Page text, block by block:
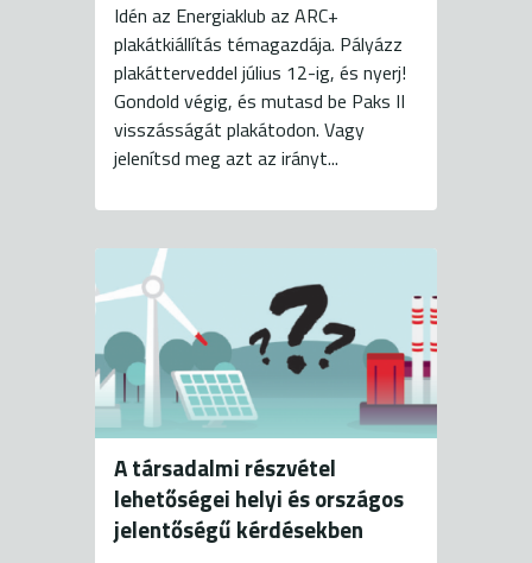
Idén az Energiaklub az ARC+
plakátkiállítás témagazdája. Pályázz
plakátterveddel július 12-ig, és nyerj!
Gondold végig, és mutasd be Paks II
visszásságát plakátodon. Vagy
jelenítsd meg azt az irányt...
A társadalmi részvétel
lehetőségei helyi és országos
jelentőségű kérdésekben